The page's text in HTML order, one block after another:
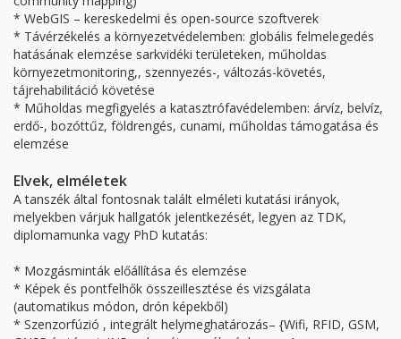
* WebGIS – kereskedelmi és open-source szoftverek
* Távérzékelés a környezetvédelemben: globális felmelegedés
hatásának elemzése sarkvidéki területeken, műholdas
környezetmonitoring,, szennyezés-, változás-követés,
tájrehabilitáció követése
* Műholdas megfigyelés a katasztrófavédelemben: árvíz, belvíz,
erdő-, bozóttűz, földrengés, cunami, műholdas támogatása és
elemzése
Elvek, elméletek
A tanszék által fontosnak talált elméleti kutatási irányok,
melyekben várjuk hallgatók jelentkezését, legyen az TDK,
diplomamunka vagy PhD kutatás:
* Mozgásminták előállítása és elemzése
* Képek és pontfelhők összeillesztése és vizsgálata
(automatikus módon, drón képekből)
* Szenzorfúzió , integrált helymeghatározás– {Wifi, RFID, GSM,